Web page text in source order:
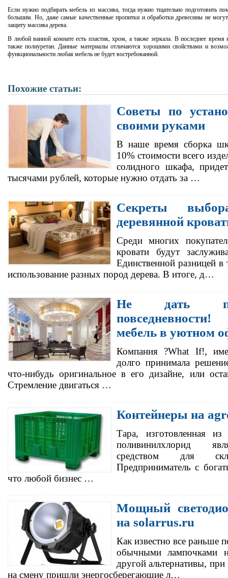
Если нужно подбирать мебель из массива, тогда нужно тщательно подготовить
большим. Но, даже самые качественные пропитки и обработки древесины не
защиту массива дерева.
В любой ванной комнате есть пластик, хром, а также зеркала. В последнее время
также полиуретан. Данные материалы отличаются хорошими свойствами и
функциональности любая мебель не будет востребованной.
Похожие статьи:
Советы по
своими руками
В наше время сборка
10% стоимости всего
солидного шкафа,
тысячами рублей, которые нужно отдать за …
Секреты
деревянной
Среди многих
кровати будут
Единственной разницей в
использование разных пород дерева. В итоге, д…
Не дать
мебель в уютном
Компания ?What If!,
долго принимала
что-нибудь оригинальное в его дизайне, или
Стремление двигаться …
Контейнеры на
Тара, изготовленная из
поливинилхлорид
средством для
Предприниматель с
что любой бизнес …
Мощный
на solarrus.ru
Как известно все раньше
обычными лампочками
другой альтернативы,
на смену пришли энергосберегающие л…